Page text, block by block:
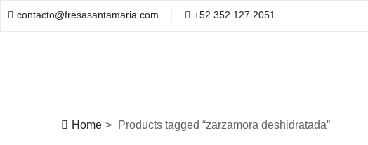
contacto@fresasantamaria.com +52 352.127.2051
Home Products tagged “zarzamora deshidratada”